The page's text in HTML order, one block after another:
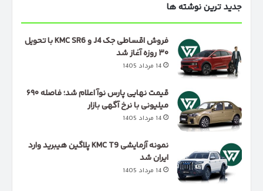
جدید ترین نوشته ها
فروش اقساطی جک J4 و KMC SR6 با تحویل
۳۰ روزه آغاز شد
14 مرداد 1405
قیمت نهایی پارس نوآ اعلام شد؛ فاصله ۶۹۰
میلیونی با نرخ آگهی بازار
14 مرداد 1405
نمونه آزمایشی KMC T9 پلاگین هیبرید وارد
ایران شد
14 مرداد 1405